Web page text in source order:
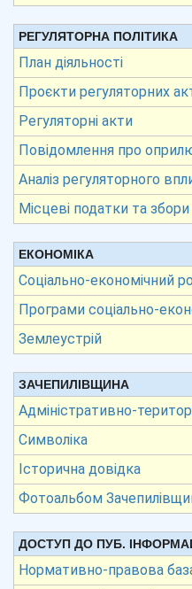
РЕГУЛЯТОРНА ПОЛІТИКА
План діяльності
Проєкти регуляторних
Регуляторні акти
Повідомлення про
Аналіз регуляторного
Місцеві податки та збори
ЕКОНОМІКА
Соціально-економічний
Програми соціально-
Землеустрій
ЗАЧЕПИЛІВЩИНА
Адміністративно-
Символіка
Історична довідка
Фотоальбом
ДОСТУП ДО ПУБ.
Нормативно-правова